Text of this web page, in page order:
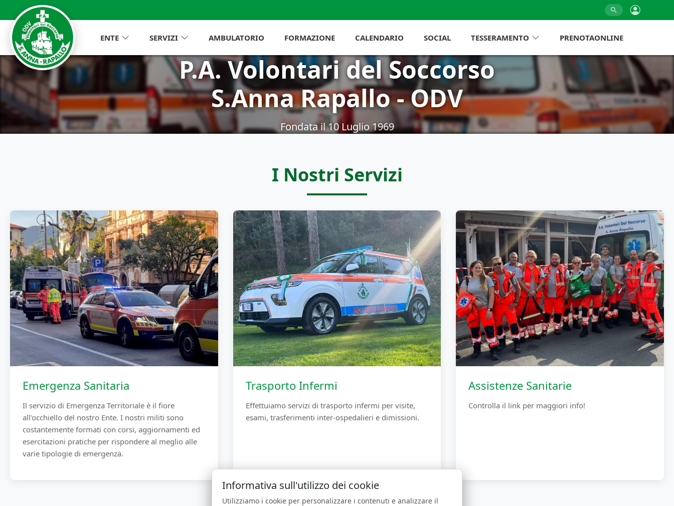
ENTE SERVIZI AMBULATORIO FORMAZIONE CALENDARIO SOCIAL TESSERAMENTO PRENOTAONLINE
P.A. Volontari del Soccorso
S.Anna Rapallo - ODV
Fondata il 10 Luglio 1969
I Nostri Servizi
Emergenza Sanitaria
Il servizio di Emergenza Territoriale è il fiore
all'occhiello del nostro Ente. I nostri militi sono
costantemente formati con corsi, aggiornamenti ed
esercitazioni pratiche per rispondere al meglio alle
varie tipologie di emergenza.
Trasporto Infermi
Effettuiamo servizi di trasporto infermi per visite,
esami, trasferimenti inter-ospedalieri e dimissioni.
Assistenze Sanitarie
Controlla il link per maggiori info!
Informativa sull'utilizzo dei cookie
Utilizziamo i cookie per personalizzare i contenuti e analizzare il